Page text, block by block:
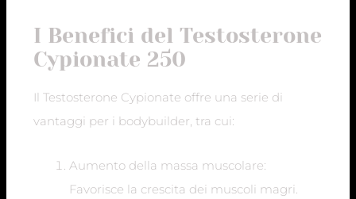
I Benefici del Testosterone
Cypionate 250
Il Testosterone Cypionate offre una serie di
vantaggi per i bodybuilder, tra cui:
Aumento della massa muscolare:
Favorisce la crescita dei muscoli magri.